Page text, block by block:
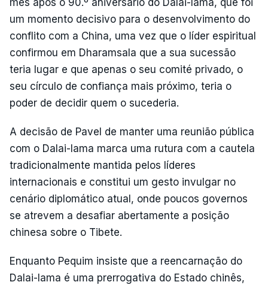
um momento decisivo para o desenvolvimento do
conflito com a China, uma vez que o líder espiritual
confirmou em Dharamsala que a sua sucessão
teria lugar e que apenas o seu comité privado, o
seu círculo de confiança mais próximo, teria o
poder de decidir quem o sucederia.
A decisão de Pavel de manter uma reunião pública
com o Dalai-lama marca uma rutura com a cautela
tradicionalmente mantida pelos líderes
internacionais e constitui um gesto invulgar no
cenário diplomático atual, onde poucos governos
se atrevem a desafiar abertamente a posição
chinesa sobre o Tibete.
Enquanto Pequim insiste que a reencarnação do
Dalai-lama é uma prerrogativa do Estado chinês,